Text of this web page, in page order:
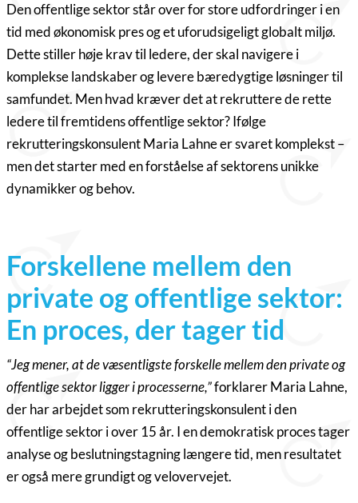
Den offentlige sektor står over for store udfordringer i en
tid med økonomisk pres og et uforudsigeligt globalt miljø.
Dette stiller høje krav til ledere, der skal navigere i
komplekse landskaber og levere bæredygtige løsninger til
samfundet. Men hvad kræver det at rekruttere de rette
ledere til fremtidens offentlige sektor? Ifølge
rekrutteringskonsulent Maria Lahne er svaret komplekst –
men det starter med en forståelse af sektorens unikke
dynamikker og behov.
Forskellene mellem den
private og offentlige sektor:
En proces, der tager tid
“Jeg mener, at de væsentligste forskelle mellem den private og
offentlige sektor ligger i processerne,”forklarer Maria Lahne,
der har arbejdet som rekrutteringskonsulent i den
offentlige sektor i over 15 år. I en demokratisk proces tager
analyse og beslutningstagning længere tid, men resultatet
er også mere grundigt og velovervejet.